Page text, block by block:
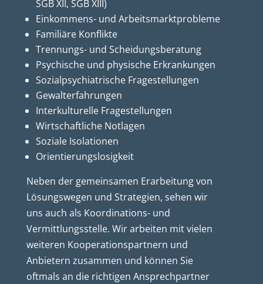
SGB XII, SGB XIII)
Einkommens- und Arbeitsmarktprobleme
Familiäre Konflikte
Trennungs- und Scheidungsberatung
Psychische und physische Erkrankungen
Sozialpsychiatrische Fragestellungen
Gewalterfahrungen
Interkulturelle Fragestellungen
Wirtschaftliche Notlagen
Soziale Isolationen
Orientierungslosigkeit
Neben der gemeinsamen Erarbeitung von
Lösungswegen und Strategien, sehen wir
uns auch als Koordinations- und
Vermittlungsstelle. Wir arbeiten mit vielen
weiteren Kooperationspartnern und
Anbietern zusammen und können Sie
oftmals an die richtigen Ansprechpartner